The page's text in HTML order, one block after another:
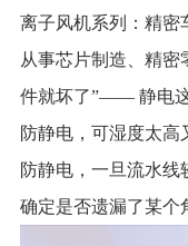
离子风机系列：精密
从事芯片制造、精密
件就坏了”—— 静电
防静电，可湿度太
防静电，一旦流水线
确定是否遗漏了某个